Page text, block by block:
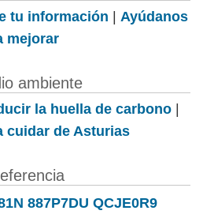
tu información | Ayúdanos
mejorar
ambiente
la huella de carbono|
cuidar de Asturias
887P7DU QCJE0R9